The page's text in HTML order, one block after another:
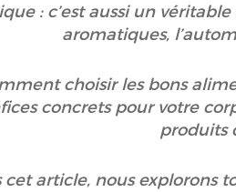
: c’est aussi un
aromatiques,
choisir les bons
concrets pour votre
produits
cet article, nous explorons